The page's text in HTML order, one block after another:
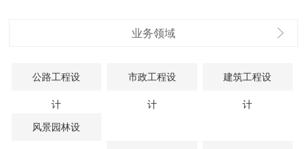
业务领域
公路工程设
计
市政工程设
计
建筑工程设
计
风景园林设